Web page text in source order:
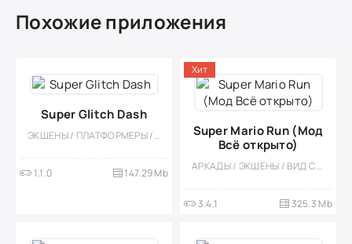
Похожие приложения
Super Glitch Dash
ЭКШЕНЫ / ПЛАТФОРМЕРЫ / АРКАДЫ / ОДНОПОЛЬЗОВАТЕЛЬСКИЕ / СТИЛИЗАЦИЯ / ОФЛАЙН / 3D / НАУЧНАЯ ФАНТАСТИКА / РАННЕРЫ / ОТ ПЕРВОГО ЛИЦА
1.1.0 147.29 Mb
Super Mario Run (Мод
Всё открыто)
АРКАДЫ / ЭКШЕНЫ / ВИД СБОКУ / СТИЛИЗАЦИЯ / МОД / ПЛАТФОРМЕРЫ / КАЗУАЛЬНЫЕ / ОДНОПОЛЬЗОВАТЕЛЬСКИЕ / ДЛЯ ВСЕЙ СЕМЬИ / ДЛЯ ДЕТЕЙ / ДЕВОЧКАМ
3.4.1 325.3 Mb
Хит